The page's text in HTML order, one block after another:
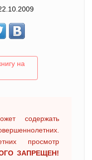
на
содержать
просмотр
ЗАПРЕЩЕН!